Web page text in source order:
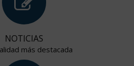
NOTICIAS
más destacada